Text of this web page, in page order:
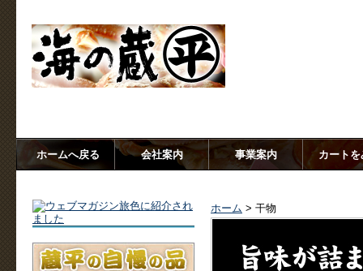
ホームへ戻る 会社案内 事業案内 カートを
ホーム > 干物